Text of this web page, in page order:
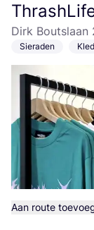
Dirk Boutslaan
Sieraden
Aan route